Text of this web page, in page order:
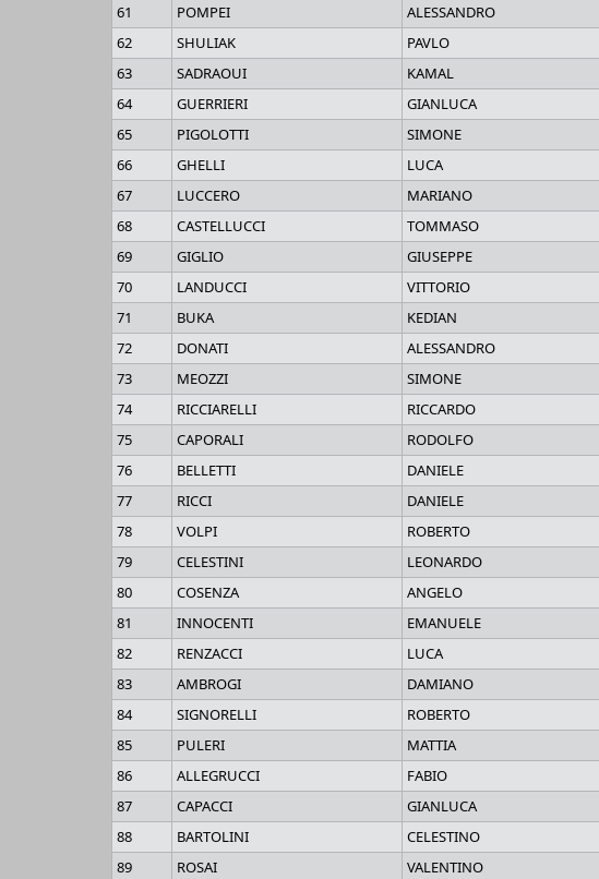
61
POMPEI ALESSANDRO
62
SHULIAK PAVLO
63
SADRAOUI KAMAL
64
GUERRIERI GIANLUCA
65
PIGOLOTTI SIMONE
66
GHELLI LUCA
67
LUCCERO MARIANO
68
CASTELLUCCI TOMMASO
69
GIGLIO GIUSEPPE
70
LANDUCCI VITTORIO
71
BUKA KEDIAN
72
DONATI ALESSANDRO
73
MEOZZI SIMONE
74
RICCIARELLI RICCARDO
75
CAPORALI RODOLFO
76
BELLETTI DANIELE
77
RICCI DANIELE
78
VOLPI ROBERTO
79
CELESTINI LEONARDO
80
COSENZA ANGELO
81
INNOCENTI EMANUELE
82
RENZACCI LUCA
83
AMBROGI DAMIANO
84
SIGNORELLI ROBERTO
85
PULERI MATTIA
86
ALLEGRUCCI FABIO
87
CAPACCI GIANLUCA
88
BARTOLINI CELESTINO
89
ROSAI VALENTINO